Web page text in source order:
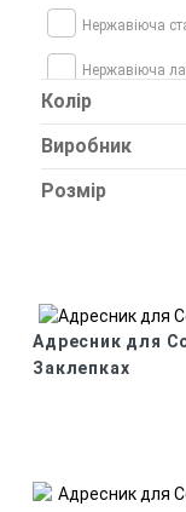
Нержавіюча
Нержавіюча
Нержавіюча
Колір
Виробник
Розмір
Адресник для
Заклепках